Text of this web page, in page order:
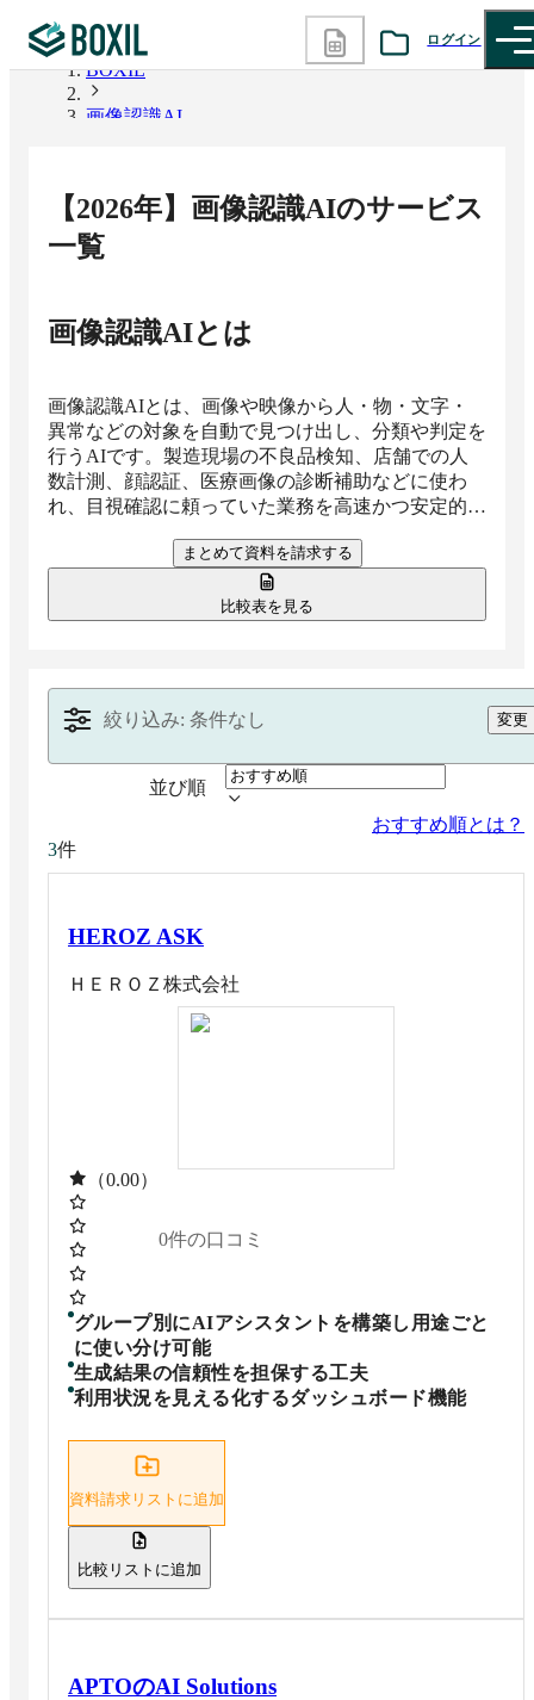
ログイン
カテゴリから探す
記事から探す
BOXIL
画像認識AI
【2026年】 画像認識AIのサービス
一覧
画像認識AIとは
画像認識AIとは、画像や映像から人・物・文字・
異常などの対象を自動で見つけ出し、分類や判定を
行うAIです。製造現場の不良品検知、店舗での人
数計測、顔認証、医療画像の診断補助などに使わ
れ、目視確認に頼っていた業務を高速かつ安定的に
映像に対応する製品も多く、業務自動化や検査精度
まとめて資料を請求する
比較表を見る
絞り込み: 条件なし 変更
3件
おすすめ順とは？
並び順
HEROZ ASK
ＨＥＲＯＺ株式会社
（0.00）
0件の口コミ
グループ別にAIアシスタントを構築し用途ごと
に使い分け可能
生成結果の信頼性を担保する工夫
利用状況を見える化するダッシュボード機能
資料請求リストに追加
比較リストに追加
APTOのAI Solutions